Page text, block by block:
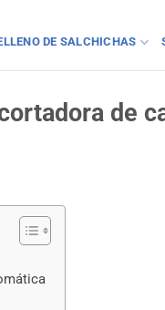
DE SALCHICHAS
de